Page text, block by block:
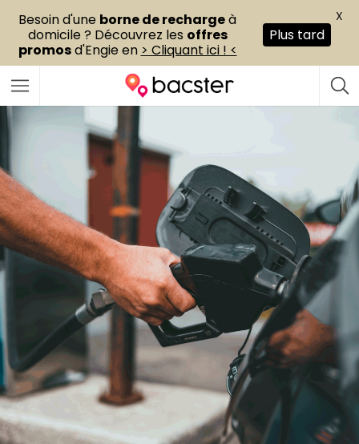
Besoin d'une borne de rechargeà
domicile ? Découvrez les offres
promosd'Engie en > Cliquant ici ! <
Plus tard
X